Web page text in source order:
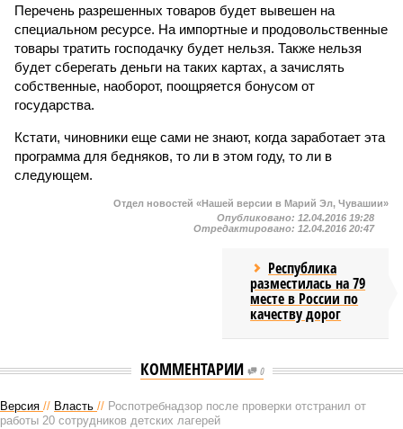
Перечень разрешенных товаров будет вывешен на
специальном ресурсе. На импортные и продовольственные
товары тратить господачку будет нельзя. Также нельзя
будет сберегать деньги на таких картах, а зачислять
собственные, наоборот, поощряется бонусом от
государства.
Кстати, чиновники еще сами не знают, когда заработает эта
программа для бедняков, то ли в этом году, то ли в
следующем.
Отдел новостей «Нашей версии в Марий Эл, Чувашии»
Опубликовано: 12.04.2016 19:28
Отредактировано: 12.04.2016 20:47
Республика
разместилась на 79
месте в России по
качеству дорог
КОММЕНТАРИИ 0
Версия // Власть // Роспотребнадзор после проверки отстранил от
работы 20 сотрудников детских лагерей